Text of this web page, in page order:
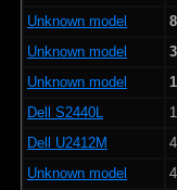
Unknown model
Unknown model
Unknown model
Dell S2440L
Dell U2412M
Unknown model